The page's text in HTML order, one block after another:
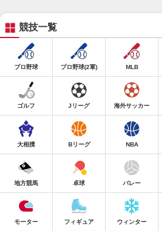
競技一覧
プロ野球 プロ野球(2軍) MLB
ゴルフ Jリーグ 海外サッカー
大相撲 Bリーグ NBA
地方競馬 卓球 バレー
モーター フィギュア ウィンター